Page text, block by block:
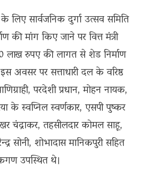
लिए सार्वजनिक दुर्गा उत्सव समिति
की मांग किए जाने पर वित्त मंत्री
लाख रुपए की लागत से शेड निर्माण
अवसर पर सत्ताधारी दल के वरिष्ठ
परदेशी प्रधान, मोहन नायक,
के स्वप्निल स्वर्णकार, एसपी पुष्कर
चंद्राकर, तहसीलदार कोमल साहू,
सोनी, शोभादास मानिकपुरी सहित
उपस्थित थे।